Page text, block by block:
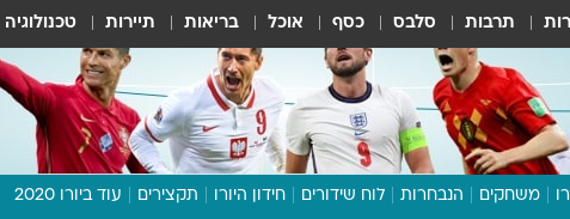
תרבות סלבס כסף אוכל בריאות תיירות טכנולוגיה
משחקים הנבחרות לוח שידורים חידון היורו תקצירים עוד ביורו 2020